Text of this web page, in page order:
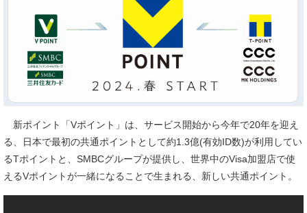
新ポイント「Vポイント」は、サービス開始から今年で20年を迎え
る、日本で最初の共通ポイントとして約1.3億(有効ID数)が利用してい
るTポイントと、SMBCグループが提供し、世界中のVisa加盟店で使
えるVポイントが一緒になることで生まれる、新しい共通ポイント。